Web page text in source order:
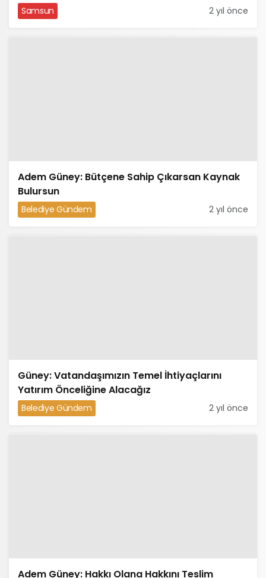
Samsun 2 yıl önce
Adem Güney: Bütçene Sahip Çıkarsan Kaynak
Bulursun
Belediye Gündem 2 yıl önce
Güney: Vatandaşımızın Temel İhtiyaçlarını
Yatırım Önceliğine Alacağız
Belediye Gündem 2 yıl önce
Adem Güney: Hakkı Olana Hakkını Teslim